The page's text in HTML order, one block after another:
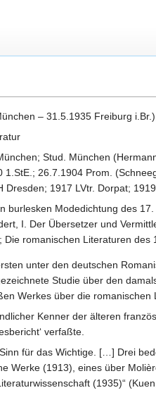
– 31.5.1935 Freiburg
Stud. München
26.7.1904 Prom.
Dresden; 1917 LVtr. Dorpat;
burlesken Modedichtung des
I. Der Übersetzer und
romanischen Literaturen
unter den deutschen
Studie über den
Werkes über die
Kenner der älteren
verfaßte.
für das Wichtige. […] Drei
Werke (1913), eines über
(1935)“